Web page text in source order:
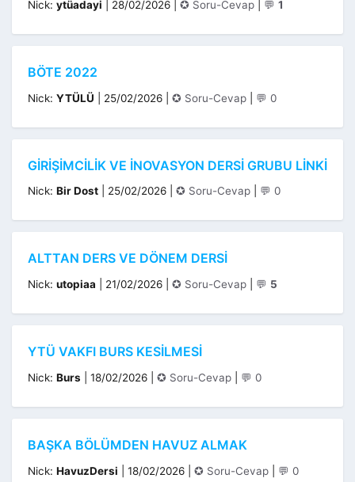
Nick: ytüadayi 28/02/2026 ✪ Soru-Cevap 💬 1
BÖTE 2022
Nick: YTÜLÜ 25/02/2026 Kategoriler
✪ Soru-Cevap 💬 0
GIRIŞIMCILIK VE İNOVASYON DERSI GRUBU LINKI
Nick: Bir Dost 25/02/2026 Kategoriler
✪ Soru-Cevap 💬 0
ALTTAN DERS VE DÖNEM DERSİ
Nick: utopiaa 21/02/2026 Kategoriler
✪ Soru-Cevap 💬 5
YTÜ VAKFI BURS KESILMESI
Nick: Burs 18/02/2026 Kategoriler
✪ Soru-Cevap 💬 0
BAŞKA BÖLÜMDEN HAVUZ ALMAK
Nick: HavuzDersi 18/02/2026 Kategoriler
✪ Soru-Cevap 💬 0